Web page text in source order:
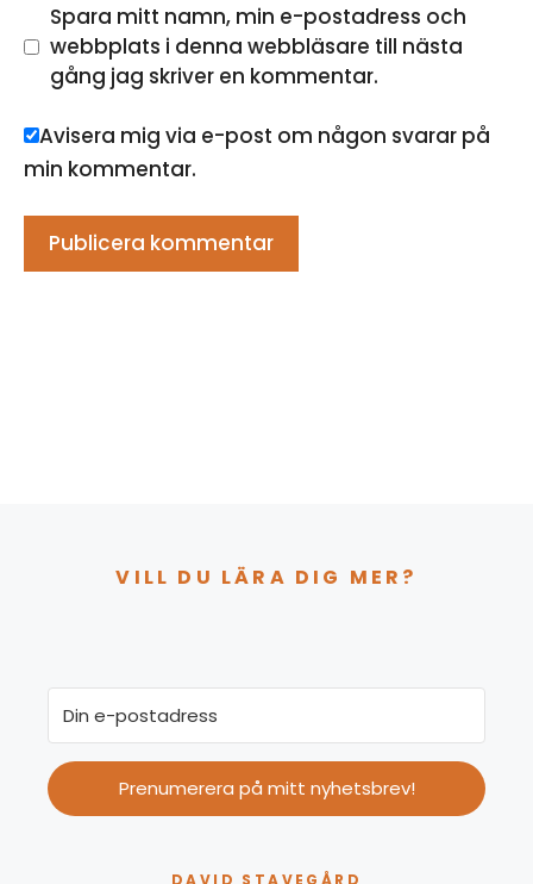
Spara mitt namn, min e-postadress och
webbplats i denna webbläsare till nästa
gång jag skriver en kommentar.
Avisera mig via e-post om någon svarar på
min kommentar.
VILL DU LÄRA DIG MER?
Prenumerera på mitt nyhetsbrev!
DAVID STAVEGÅRD